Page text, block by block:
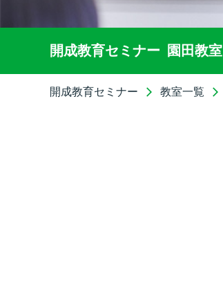
開成教育セミナー 園田教室
開成教育セミナー 教室一覧